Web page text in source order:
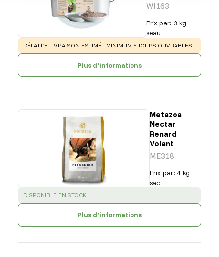
WI163
Prix par: 3 kg
seau
WARNING
DÉLAI DE LIVRAISON ESTIMÉ : MINIMUM 5 JOURS OUVRABLES
Plus d’informations
Metazoa
Nectar
Renard
Volant
ME318
Prix par: 4 kg
sac
SUCCESS:
DISPONIBLE EN STOCK
Plus d’informations